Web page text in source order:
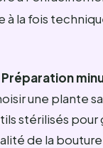
à la fois
Préparation
une plante
stérilisés pour
de la